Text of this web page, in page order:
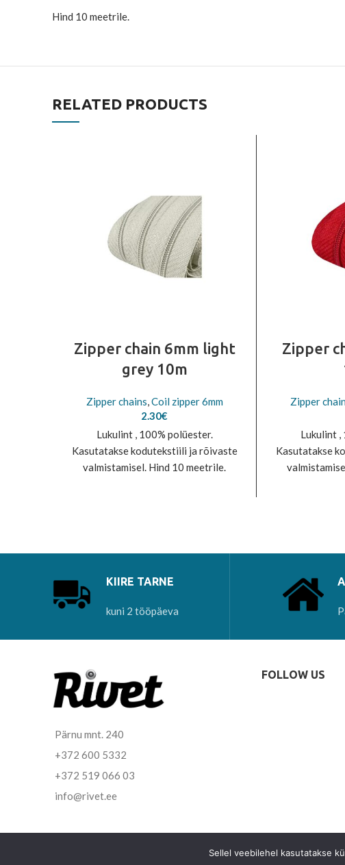
Hind 10 meetrile.
RELATED PRODUCTS
Zipper chain 6mm light
grey 10m
Zipper chains,Coil zipper 6mm
2.30€
Lukulint , 100% polüester.
Kasutatakse kodutekstiili ja rõivaste
valmistamisel. Hind 10 meetrile.
Zipper
Zipper
Lukulint ,
Kasutatakse
KIIRE TARNE
kuni 2 tööpäeva
Pärnu mnt. 240
+372 600 5332
+372 519 066 03
info@rivet.ee
FOLLOW US
Sellel veebilehel kasutatakse